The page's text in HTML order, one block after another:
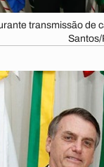
transmissão
Santos/